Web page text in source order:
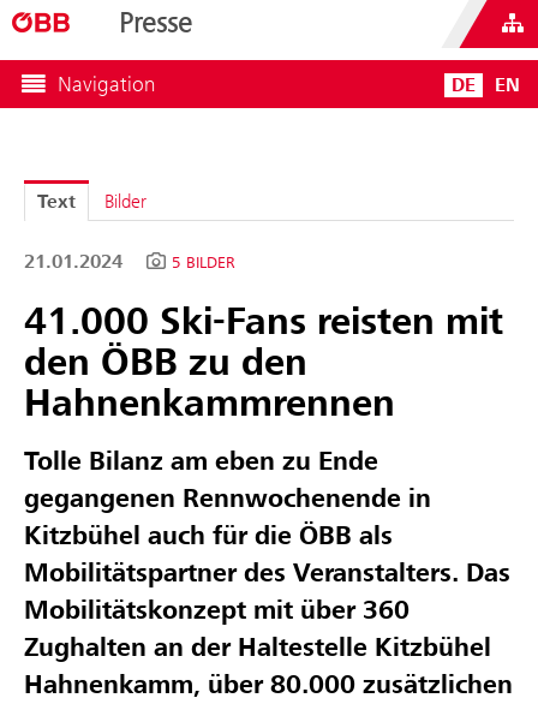
Presse
Navigation DE EN
Text Bilder
21.01.2024 5 BILDER
41.000 Ski-Fans reisten mit
den ÖBB zu den
Hahnenkammrennen
Tolle Bilanz am eben zu Ende
gegangenen Rennwochenende in
Kitzbühel auch für die ÖBB als
Mobilitätspartner des Veranstalters. Das
Mobilitätskonzept mit über 360
Zughalten an der Haltestelle Kitzbühel
Hahnenkamm, über 80.000 zusätzlichen